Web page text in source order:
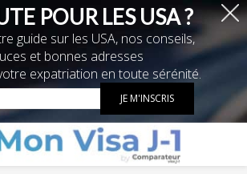
POUR LES USA ?
guide sur les USA, nos conseils,
et bonnes adresses
expatriation en toute sérénité.